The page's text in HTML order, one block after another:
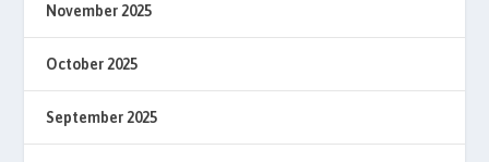
November 2025
October 2025
September 2025